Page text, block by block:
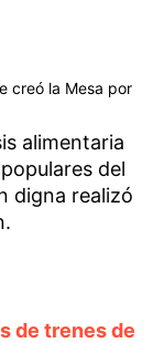
creó la Mesa por
alimentaria
del
digna realizó
de trenes de